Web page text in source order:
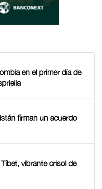
en el primer día de
firman un acuerdo
vibrante crisol de